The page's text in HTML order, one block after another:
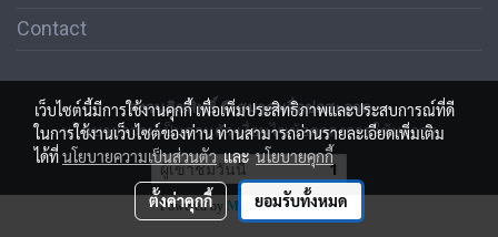
Contact
สงวนลิขสิทธิ์ © สมาคมสื่อช่อสะอาด
นโนบายความเป็นส่วนตัว เงื่อนไขข้อตกลงการใช้บริการ
ผู้เข้าชมวันนี้ 1
Powered by MakeWebEasy.com
เว็บไซต์นี้มีการใช้งานคุกกี้ เพื่อเพิ่มประสิทธิภาพและประสบการณ์ที่ดี
ในการใช้งานเว็บไซต์ของท่าน ท่านสามารถอ่านรายละเอียดเพิ่มเติม
ได้ที่นโยบายความเป็นส่วนตัวและนโยบายคุกกี้
ตั้งค่าคุกกี้ ยอมรับทั้งหมด